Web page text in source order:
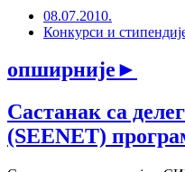
08.07.2010.
Конкурси и
опширније►
Састанак са
(SEENET)